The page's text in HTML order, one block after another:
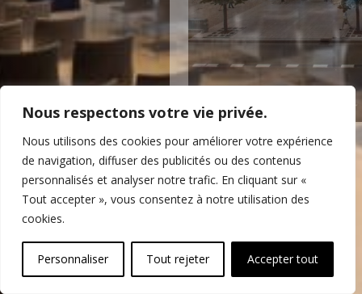
Nous respectons votre vie privée.
Nous utilisons des cookies pour améliorer votre expérience
de navigation, diffuser des publicités ou des contenus
personnalisés et analyser notre trafic. En cliquant sur «
Tout accepter », vous consentez à notre utilisation des
cookies.
Personnaliser Tout rejeter Accepter tout
ADRESSE
27, place Bellecour
69002 LYON